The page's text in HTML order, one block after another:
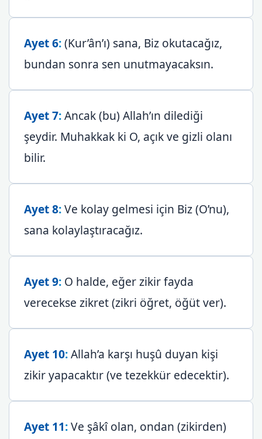
Ayet 6:(Kur’ân’ı) sana, Biz okutacağız,
bundan sonra sen unutmayacaksın.
Ayet 7:Ancak (bu) Allah’ın dilediği
şeydir. Muhakkak ki O, açık ve gizli olanı
bilir.
Ayet 8:Ve kolay gelmesi için Biz (O’nu),
sana kolaylaştıracağız.
Ayet 9: O halde, eğer zikir fayda
verecekse zikret (zikri öğret, öğüt ver).
Ayet 10:Allah’a karşı huşû duyan kişi
zikir yapacaktır (ve tezekkür edecektir).
Ayet 11:Ve şâkî olan, ondan (zikirden)